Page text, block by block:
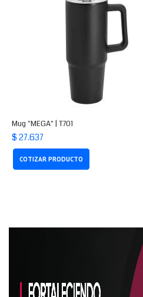
Mug "MEGA" | T701
$ 27.637
COTIZAR PRODUCTO